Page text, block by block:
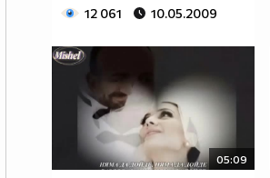
12 061 10.05.2009
05:09